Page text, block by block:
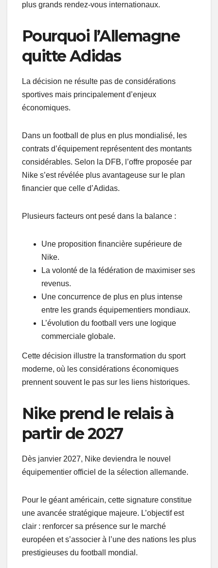
plus grands rendez-vous internationaux.
Pourquoi l’Allemagne
quitte Adidas
La décision ne résulte pas de considérations
sportives mais principalement d’enjeux
économiques.
Dans un football de plus en plus mondialisé, les
contrats d’équipement représentent des montants
considérables. Selon la DFB, l’offre proposée par
Nike s’est révélée plus avantageuse sur le plan
financier que celle d’Adidas.
Plusieurs facteurs ont pesé dans la balance :
Une proposition financière supérieure de
Nike.
La volonté de la fédération de maximiser ses
revenus.
Une concurrence de plus en plus intense
entre les grands équipementiers mondiaux.
L’évolution du football vers une logique
commerciale globale.
Cette décision illustre la transformation du sport
moderne, où les considérations économiques
prennent souvent le pas sur les liens historiques.
Nike prend le relais à
partir de 2027
Dès janvier 2027, Nike deviendra le nouvel
équipementier officiel de la sélection allemande.
Pour le géant américain, cette signature constitue
une avancée stratégique majeure. L’objectif est
clair : renforcer sa présence sur le marché
européen et s’associer à l’une des nations les plus
prestigieuses du football mondial.